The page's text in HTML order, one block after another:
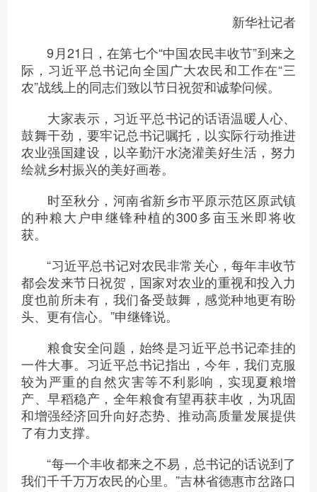
新华社记者
9月21日，在第七个“中国农民丰收节”到来之
际，习近平总书记向全国广大农民和工作在“三
农”战线上的同志们致以节日祝贺和诚挚问候。
大家表示，习近平总书记的话语温暖人心、
鼓舞干劲，要牢记总书记嘱托，以实际行动推进
农业强国建设，以辛勤汗水浇灌美好生活，努力
绘就乡村振兴的美好画卷。
时至秋分，河南省新乡市平原示范区原武镇
的种粮大户申继锋种植的300多亩玉米即将收
获。
“习近平总书记对农民非常关心，每年丰收节
都会发来节日祝贺，国家对农业的重视和投入力
度也前所未有，我们备受鼓舞，感觉种地更有盼
头、更有信心。”申继锋说。
粮食安全问题，始终是习近平总书记牵挂的
一件大事。习近平总书记指出，今年，我们克服
较为严重的自然灾害等不利影响，实现夏粮增
产、早稻稳产，全年粮食有望再获丰收，为巩固
和增强经济回升向好态势、推动高质量发展提供
了有力支撑。
“每一个丰收都来之不易，总书记的话说到了
我们千千万万农民的心里。”吉林省德惠市岔路口